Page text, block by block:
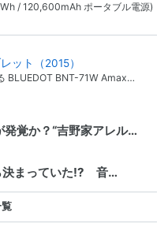
/ 120,600mAh ポータブル電源)
ット（2015）
BLUEDOT BNT-71W Amax…
覚か？“吉野家アレル…
決まっていた!? 音…